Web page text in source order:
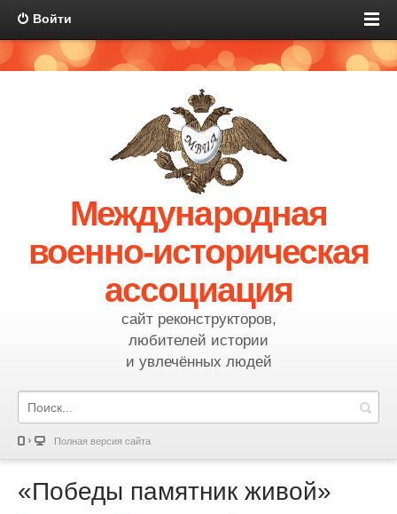
Войти
Международная
военно-историческая
ассоциация
сайт реконструкторов,
любителей истории
и увлечённых людей
Полная версия сайта
«Победы памятник живой»